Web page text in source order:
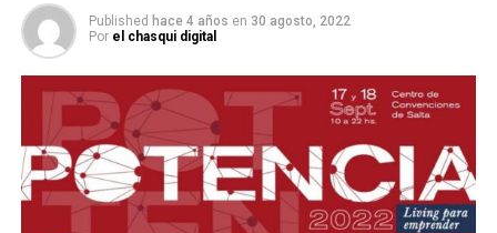
Published hace 4 años en 30 agosto, 2022
Por el chasqui digital